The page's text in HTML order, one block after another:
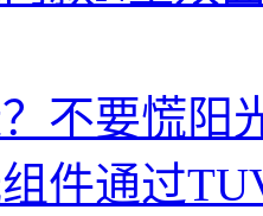
不要慌阳
件通过